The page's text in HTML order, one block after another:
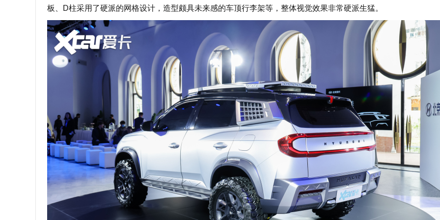
板、D柱采用了硬派的网格设计，造型颇具未来感的车顶行李架等，整体视觉效果非常硬派生猛。